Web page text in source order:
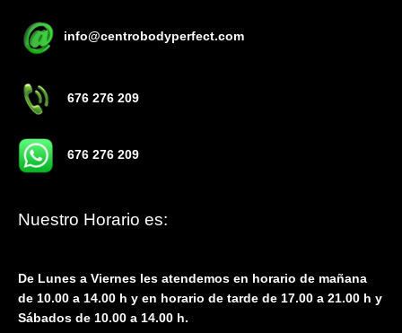
info@centrobodyperfect.com
676 276 209
676 276 209
Nuestro Horario es:
De Lunes a Viernes les atendemos en horario de mañana
de 10.00 a 14.00 h y en horario de tarde de 17.00 a 21.00 h y
Sábados de 10.00 a 14.00 h.